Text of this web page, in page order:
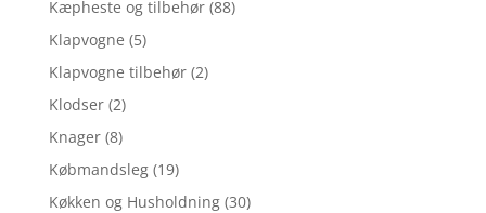
Kæpheste og tilbehør (88)
Klapvogne (5)
Klapvogne tilbehør (2)
Klodser (2)
Knager (8)
Købmandsleg (19)
Køkken og Husholdning (30)